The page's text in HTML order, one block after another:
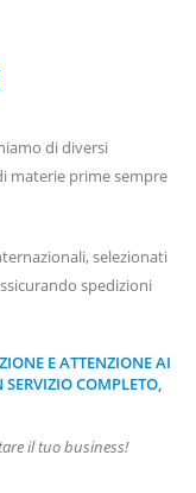
di diversi
materie prime sempre
selezionati
spedizioni
E ATTENZIONE AI
COMPLETO,
il tuo business!